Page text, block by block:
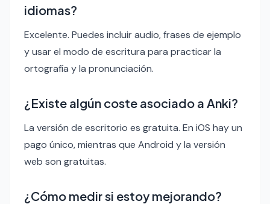
idiomas?
Excelente. Puedes incluir audio, frases de ejemplo
y usar el modo de escritura para practicar la
ortografía y la pronunciación.
¿Existe algún coste asociado a Anki?
La versión de escritorio es gratuita. En iOS hay un
pago único, mientras que Android y la versión
web son gratuitas.
¿Cómo medir si estoy mejorando?